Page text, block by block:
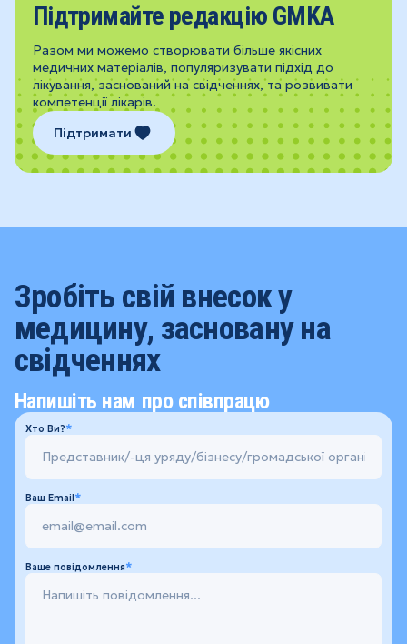
Підтримайте редакцію GMKA
Разом ми можемо створювати більше якісних
медичних матеріалів, популяризувати підхід до
лікування, заснований на свідченнях, та розвивати
компетенції лікарів.
Підтримати
Зробіть свій внесок у
медицину, засновану на
свідченнях
Напишіть нам про співпрацю
Хто Ви?
Ваш Email
Ваше повідомлення